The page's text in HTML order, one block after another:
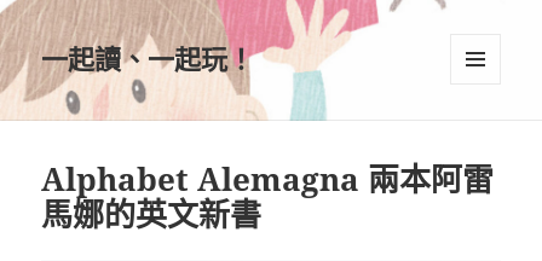
一起讀、一起玩！
Alphabet Alemagna 兩本阿雷
馬娜的英文新書